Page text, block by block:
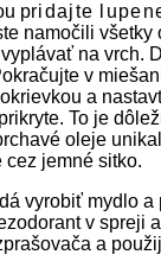
pridajte
namočili všetky
na vrch.
v
a
To je
oleje
cez jemné sitko.
vyrobiť mydlo a
v spreji
a